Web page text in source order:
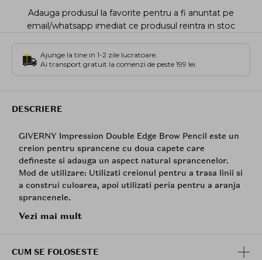
Adauga produsul la favorite pentru a fi anuntat pe
email/whatsapp imediat ce produsul reintra in stoc
Ajunge la tine in 1-2 zile lucratoare.
Ai transport gratuit la comenzi de peste 199 lei.
DESCRIERE
GIVERNY Impression Double Edge Brow Pencil este un
creion pentru sprancene cu doua capete care
defineste si adauga un aspect natural sprancenelor.
Mod de utilizare: Utilizati creionul pentru a trasa linii si
a construi culoarea, apoi utilizati peria pentru a aranja
sprancenele.
Vezi mai mult
CUM SE FOLOSESTE